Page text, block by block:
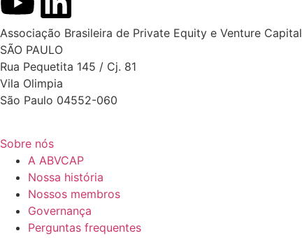
Associação Brasileira de Private Equity e Venture Capital
SÃO PAULO
Rua Pequetita 145 / Cj. 81
Vila Olimpia
São Paulo 04552-060
Sobre nós
A ABVCAP
Nossa história
Nossos membros
Governança
Perguntas frequentes